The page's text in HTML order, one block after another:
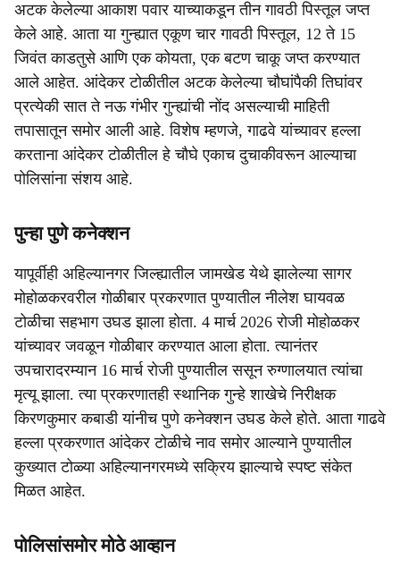
अटक केलेल्या आकाश पवार याच्याकडून तीन गावठी पिस्तूल जप्त
केले आहे. आता या गुन्ह्यात एकूण चार गावठी पिस्तूल, 12 ते 15
जिवंत काडतुसे आणि एक कोयता, एक बटण चाकू जप्त करण्यात
आले आहेत. आंदेकर टोळीतील अटक केलेल्या चौघांपैकी तिघांवर
प्रत्येकी सात ते नऊ गंभीर गुन्ह्यांची नोंद असल्याची माहिती
तपासातून समोर आली आहे. विशेष म्हणजे, गाढवे यांच्यावर हल्ला
करताना आंदेकर टोळीतील हे चौघे एकाच दुचाकीवरून आल्याचा
पोलिसांना संशय आहे.
पुन्हा पुणे कनेक्शन
यापूर्वीही अहिल्यानगर जिल्ह्यातील जामखेड येथे झालेल्या सागर
मोहोळकरवरील गोळीबार प्रकरणात पुण्यातील नीलेश घायवळ
टोळीचा सहभाग उघड झाला होता. 4 मार्च 2026 रोजी मोहोळकर
यांच्यावर जवळून गोळीबार करण्यात आला होता. त्यानंतर
उपचारादरम्यान 16 मार्च रोजी पुण्यातील ससून रुग्णालयात त्यांचा
मृत्यू झाला. त्या प्रकरणातही स्थानिक गुन्हे शाखेचे निरीक्षक
किरणकुमार कबाडी यांनीच पुणे कनेक्शन उघड केले होते. आता गाढवे
हल्ला प्रकरणात आंदेकर टोळीचे नाव समोर आल्याने पुण्यातील
कुख्यात टोळ्या अहिल्यानगरमध्ये सक्रिय झाल्याचे स्पष्ट संकेत
मिळत आहेत.
पोलिसांसमोर मोठे आव्हान